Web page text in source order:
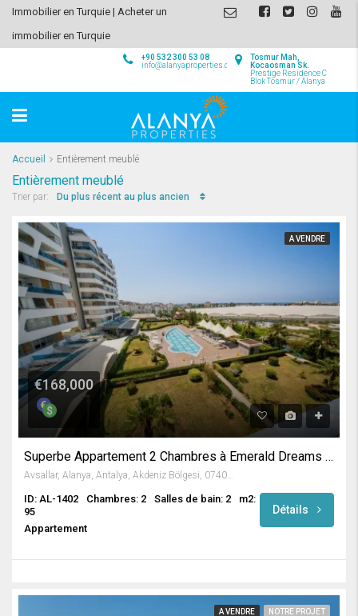
Immobilier en Turquie | Acheter un
immobilier en Turquie
Tosmur Mah,
Kocaosman Sk.
Prestige Residence C
Blok Tosmur / Alanya
+90 532 300 53 08
info@alanyaproperties.com
Accueil Entièrement meublé
Entièrement meublé
Trier par: Du plus récent au plus ancien
A VENDRE
€168,000
Superbe Appartement 2 Chambres à Emerald Dreams / Avsallar
Avsallar, Alanya, Antalya, Akdeniz Bölgesi, 07407, Türkiye
ID: AL-1402 Chambres: 2 Salles de bain: 2
m2:
95
Appartement
Détails
A VENDRE
NOTRE PROJET